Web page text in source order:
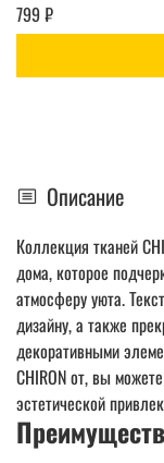
799 ₽
Описание
Коллекция тканей
дома, которое
атмосферу уюта.
дизайну, а также
декоративными
CHIRON от, вы
эстетической